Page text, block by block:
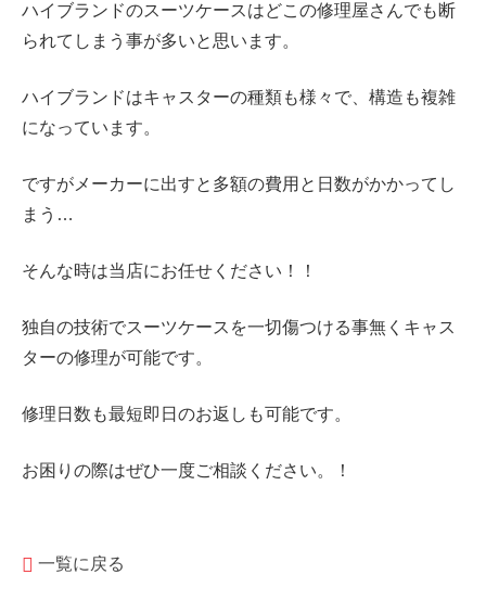
ハイブランドのスーツケースはどこの修理屋さんでも断
られてしまう事が多いと思います。
ハイブランドはキャスターの種類も様々で、構造も複雑
になっています。
ですがメーカーに出すと多額の費用と日数がかかってし
まう…
そんな時は当店にお任せください！！
独自の技術でスーツケースを一切傷つける事無くキャス
ターの修理が可能です。
修理日数も最短即日のお返しも可能です。
お困りの際はぜひ一度ご相談ください。！
一覧に戻る